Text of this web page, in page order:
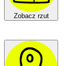
Zobacz rzut